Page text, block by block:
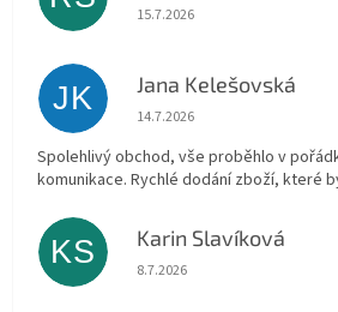
Hodnocení obchodu je 5 z 5
15.7.2026
JK Jana Kelešovská
Hodnocení obchodu je 5 z 5
14.7.2026
Spolehlivý obchod, vše proběhlo v
komunikace. Rychlé dodání zboží, které
KS Karin Slavíková
Hodnocení obchodu je 5 z 5
8.7.2026